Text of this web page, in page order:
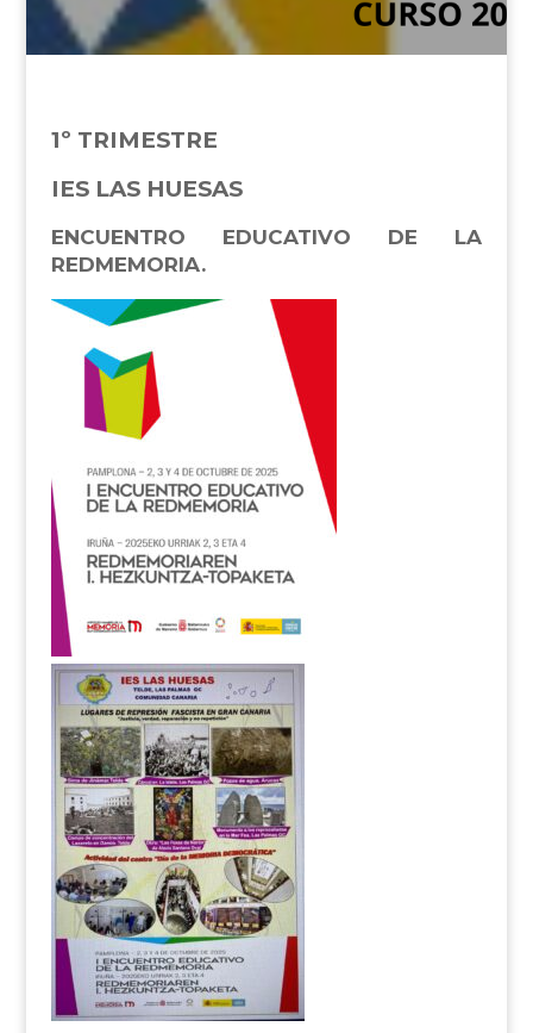
1º TRIMESTRE
IES LAS HUESAS
ENCUENTRO EDUCATIVO DE LA
REDMEMORIA.